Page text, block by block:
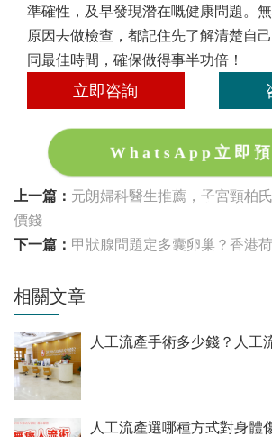
準確性，及早發現潛在嘅健康問題。
原因去做檢查，都記住先了解清楚自
同最佳時間，確保做得事半功倍！
立即咨詢
WhatsApp立即
上一篇： 元朗婦科醫生推薦，子宮頸柏
價錢
下一篇： 甲狀腺問題定多囊卵巢？香港
相關文章
人工流產手術多少錢？人工
人工流產選哪種方式對身體